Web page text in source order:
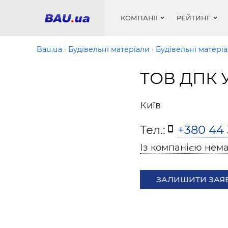
КОМПАНІЇ
Вікна
Фарби,
РЕЙТИНГ
Медіа
Труби,
Bau.ua Будівельні матеріали Будівельні
ТОВ ДПК
Київ
Тел.: +380 44
Із компанією
ЗАЛИШИТИ